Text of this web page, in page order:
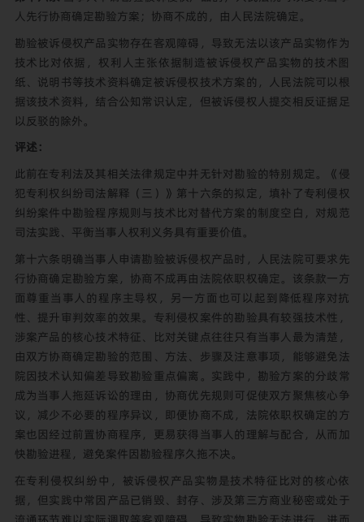
人先行协商确定勘验方案；协商不成的，由人民法院确定。
勘验被诉侵权产品实物存在客观障碍，导致无法以该产品实物作为
技术比对依据，权利人主张依据制造被诉侵权产品实物的技术图
纸、说明书等技术资料确定被诉侵权技术方案的，人民法院可以根
据该技术资料，结合公知常识认定，但被诉侵权人提交相反证据足
以反驳的除外。
评述：
此前在专利法及其相关法律规定中并无针对勘验的特别规定。《侵
犯专利权纠纷司法解释（三）》第十六条的拟定，填补了专利侵权
纠纷案件中勘验程序规则与技术比对替代方案的制度空白，对规范
司法实践、平衡当事人权利义务具有重要价值。
第十六条明确当事人申请勘验被诉侵权产品时，人民法院可要求先
行协商确定勘验方案，协商不成再由法院依职权确定。该条款一方
面尊重当事人的程序主导权，另一方面也可以起到降低程序对抗
性、提升审判效率的效果。专利侵权案件的勘验具有较强技术性，
涉案产品的核心技术特征、比对关键点往往只有当事人最为清楚，
由双方协商确定勘验的范围、方法、步骤及注意事项，能够避免法
院因技术认知偏差导致勘验重点偏离。实践中，勘验方案的分歧常
成为当事人拖延诉讼的理由，协商优先规则可促使双方聚焦核心争
议，减少不必要的程序异议，即便协商不成，法院依职权确定的方
案也因经过前置协商程序，更易获得当事人的理解与配合，从而加
快勘验进程，避免案件因勘验程序久拖不决。
在专利侵权纠纷中，被诉侵权产品实物是技术特征比对的核心依
据，但实践中常因产品已销毁、封存、涉及第三方商业秘密或处于